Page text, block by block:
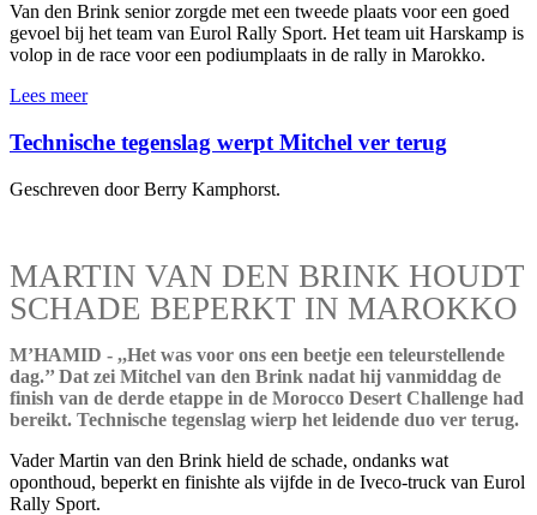
Van den Brink senior zorgde met een tweede plaats voor een goed
gevoel bij het team van Eurol Rally Sport. Het team uit Harskamp is
volop in de race voor een podiumplaats in de rally in Marokko.
Lees meer
Technische tegenslag werpt Mitchel ver terug
Geschreven door Berry Kamphorst.
MARTIN VAN DEN BRINK HOUDT
SCHADE BEPERKT IN MAROKKO
M’HAMID - ,,Het was voor ons een beetje een teleurstellende
dag.’’ Dat zei Mitchel van den Brink nadat hij vanmiddag de
finish van de derde etappe in de Morocco Desert Challenge had
bereikt. Technische tegenslag wierp het leidende duo ver terug.
Vader Martin van den Brink hield de schade, ondanks wat
oponthoud, beperkt en finishte als vijfde in de Iveco-truck van Eurol
Rally Sport.